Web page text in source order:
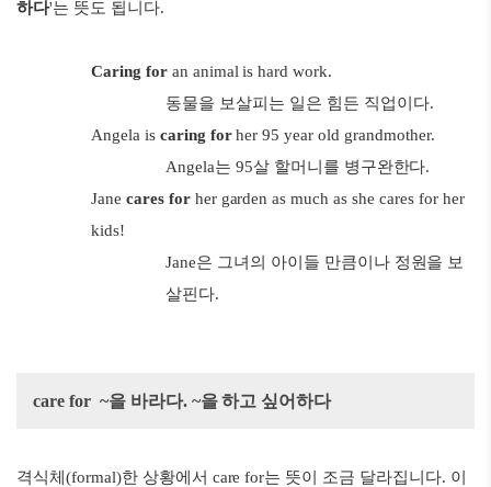
하다'는 뜻도 됩니다.
Caring foran animal is hard work.
동물을 보살피는 일은 힘든 직업이다.
Angela is caring forher 95 year old grandmother.
Angela는 95살 할머니를 병구완한다.
Jane cares forher garden as much as she cares for her
kids!
Jane은 그녀의 아이들 만큼이나 정원을 보
살핀다.
care for ~을 바라다. ~을 하고 싶어하다
격식체(formal)한 상황에서 care for는 뜻이 조금 달라집니다. 이